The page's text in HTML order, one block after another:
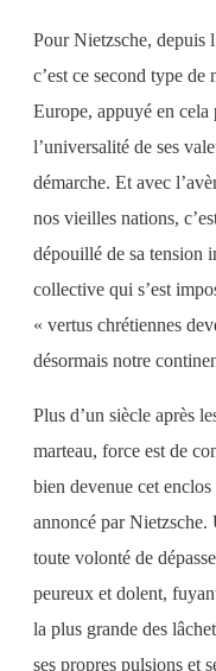
Pour Nietzsche, depuis
c’est ce second type de
Europe, appuyé en cela
l’universalité de ses
démarche. Et avec
nos vieilles nations,
dépouillé de sa tension
collective qui s’est
« vertus chrétiennes
désormais notre
Plus d’un siècle après
marteau, force est de
bien devenue cet
annoncé par Nietzsche.
toute volonté de
peureux et dolent,
la plus grande des
ses propres pulsions et